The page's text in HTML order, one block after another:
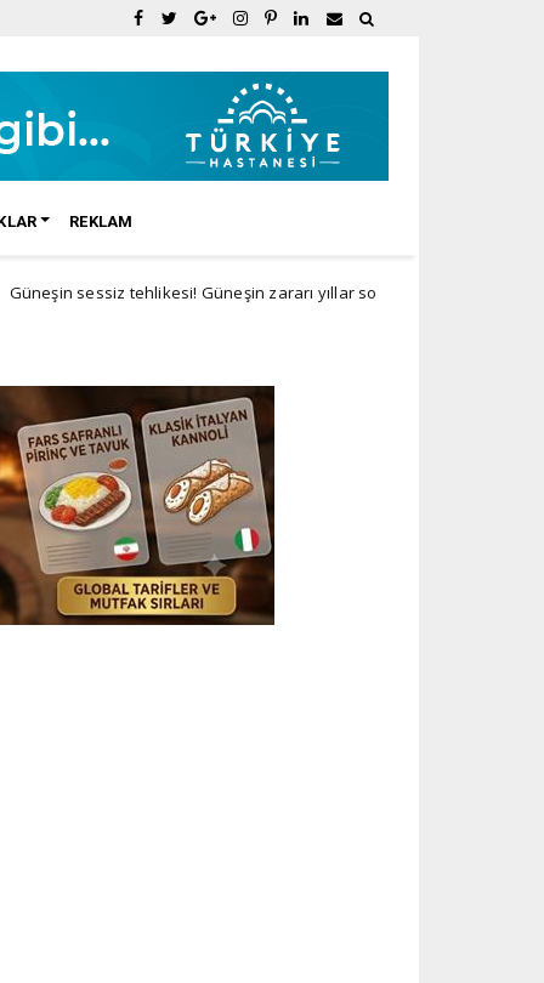
REKLAM
tehlikesi! Güneşin zararı yıllar sonra ortaya çıkıyor